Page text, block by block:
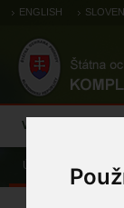
ENGLISH
Výsledky
Úvod